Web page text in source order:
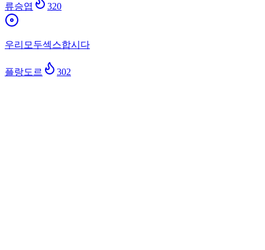
류승엽 320
우리모두섹스합시다
플랑도르 302